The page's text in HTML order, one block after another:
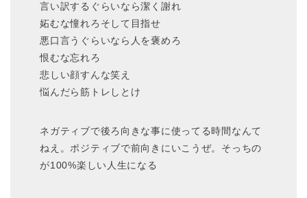
言い訳するぐらいなら潔く謝れ
妬むな憧れろそして目指せ
悪口言うぐらいなら人を褒めろ
恨むな忘れろ
悲しい顔すんな笑え
悩んだら筋トレしとけ
ネガティブで後ろ向きな事に使ってる時間なんて
ねえ。ポジティブで前向きにいこうぜ。そっちの
が100%楽しい人生になる